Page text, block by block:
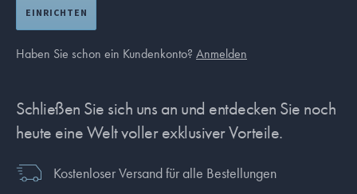
EINRICHTEN
Haben Sie schon ein Kundenkonto? Anmelden
Schließen Sie sich uns an und entdecken Sie noch
heute eine Welt voller exklusiver Vorteile.
Kostenloser Versand für alle Bestellungen